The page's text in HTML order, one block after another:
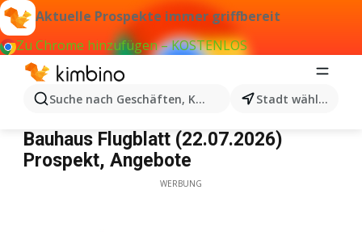
Aktuelle Prospekte immer griffbereit
Zu Chrome hinzufügen – KOSTENLOS
Suche nach Geschäften, Kategorien, Produkten...
Stadt wählen
Bauhaus
Bauhaus Flugblatt (22.07.2026)
Prospekt, Angebote
WERBUNG